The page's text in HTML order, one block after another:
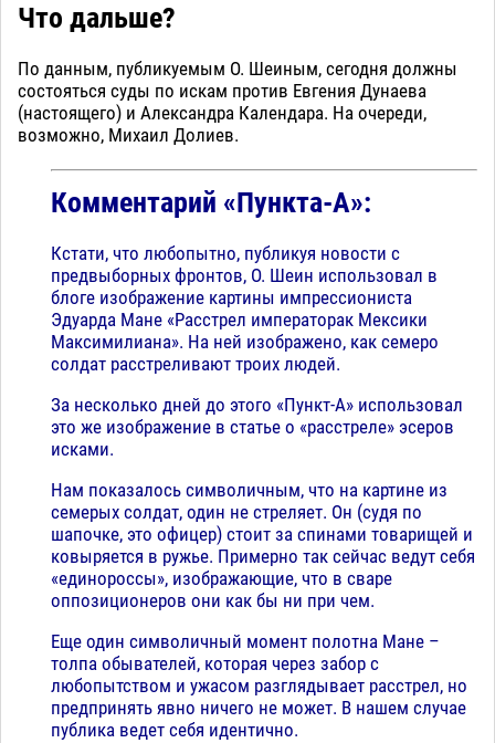
Что дальше?
По данным, публикуемым О. Шеиным, сегодня должны
состояться суды по искам против Евгения Дунаева
(настоящего) и Александра Календара. На очереди,
возможно, Михаил Долиев.
Комментарий «Пункта-А»:
Кстати, что любопытно, публикуя новости с
предвыборных фронтов, О. Шеин использовал в
блоге изображение картины импрессиониста
Эдуарда Мане «Расстрел императорак Мексики
Максимилиана». На ней изображено, как семеро
солдат расстреливают троих людей.
За несколько дней до этого «Пункт-А» использовал
это же изображение в статье о «расстреле» эсеров
исками.
Нам показалось символичным, что на картине из
семерых солдат, один не стреляет. Он (судя по
шапочке, это офицер) стоит за спинами товарищей и
ковыряется в ружье. Примерно так сейчас ведут себя
«единороссы», изображающие, что в сваре
оппозиционеров они как бы ни при чем.
Еще один символичный момент полотна Мане –
толпа обывателей, которая через забор с
любопытством и ужасом разглядывает расстрел, но
предпринять явно ничего не может. В нашем случае
публика ведет себя идентично.